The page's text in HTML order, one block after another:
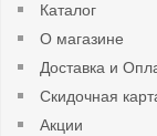
Каталог
О магазине
Доставка и
Скидочная
Акции